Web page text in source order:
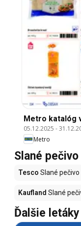
Metro katalóg
05.12.2025 -
Metro
Slané
Tesco Slané pečivo
Kaufland Slané
Ďalšie